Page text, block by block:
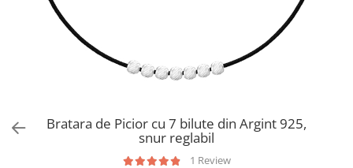
Coliere Transparente cu Cruce
Coliere Transparente cu Stea
Coliere Transparente cu Soare
Coliere Transparente cu Semilună
Coliere Transparente cu Initiale
Coliere Transparente cu Flori
Brățări din Argint cu pietre
semiprețioase
Brățări elastice cu pietre
Bratara de Picior cu 7 bilute din Argint 925,
snur reglabil
1 Review